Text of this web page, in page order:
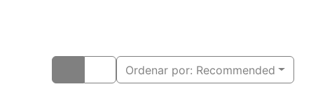
Ordenar por: Recommended